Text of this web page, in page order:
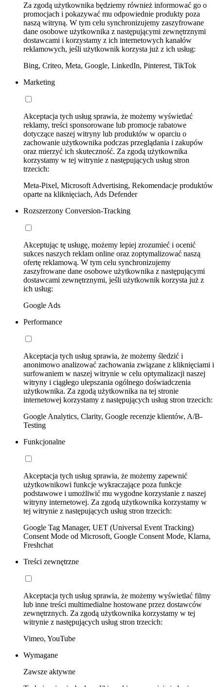
Za zgodą użytkownika będziemy również informować go o
promocjach i pokazywać mu odpowiednie produkty poza
naszą witryną. W tym celu synchronizujemy zaszyfrowane
dane osobowe użytkownika z następującymi zewnętrznymi
dostawcami i korzystamy z ich internetowych kanałów
reklamowych, jeśli użytkownik korzysta już z ich usług:
Bing, Criteo, Meta, Google, LinkedIn, Pinterest, TikTok
Marketing
Akceptacja tych usług sprawia, że możemy wyświetlać
reklamy, treści sponsorowane lub promocje rabatowe
dotyczące naszej witryny lub produktów w oparciu o
zachowanie użytkownika podczas przeglądania i zakupów
oraz mierzyć ich skuteczność. Za zgodą użytkownika
korzystamy w tej witrynie z następujących usług stron
trzecich:
Meta-Pixel, Microsoft Advertising, Rekomendacje produktów
oparte na kliknięciach, Ads Defender
Rozszerzony Conversion-Tracking
Akceptując tę usługę, możemy lepiej zrozumieć i ocenić
sukces naszych reklam online oraz zoptymalizować naszą
ofertę reklamową. W tym celu synchronizujemy
zaszyfrowane dane osobowe użytkownika z następującymi
dostawcami zewnętrznymi, jeśli użytkownik korzysta już z
ich usług:
Google Ads
Performance
Akceptacja tych usług sprawia, że możemy śledzić i
anonimowo analizować zachowania związane z kliknięciami i
surfowaniem w naszej witrynie w celu optymalizacji naszej
witryny i ciągłego ulepszania ogólnego doświadczenia
użytkownika. Za zgodą użytkownika na tej stronie
internetowej korzystamy z następujących usług stron trzecich:
Google Analytics, Clarity, Google recenzje klientów, A/B-
Testing
Funkcjonalne
Akceptacja tych usług sprawia, że możemy zapewnić
użytkownikowi funkcje wykraczające poza funkcje
podstawowe i umożliwić mu wygodne korzystanie z naszej
witryny internetowej. Za zgodą użytkownika korzystamy w
tej witrynie z następujących usług stron trzecich:
Google Tag Manager, UET (Universal Event Tracking)
Consent Mode od Microsoft, Google Consent Mode, Klarna,
Freshchat
Treści zewnętrzne
Akceptacja tych usług sprawia, że możemy wyświetlać filmy
lub inne treści multimedialne hostowane przez dostawców
zewnętrznych. Za zgodą użytkownika korzystamy w tej
witrynie z następujących usług stron trzecich:
Vimeo, YouTube
Wymagane
Zawsze aktywne